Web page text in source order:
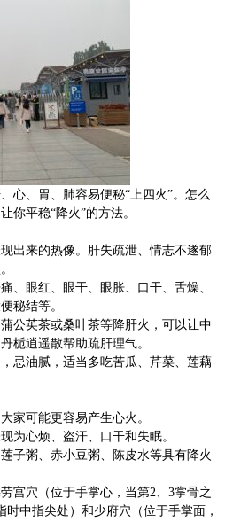
心、胃、肺容易便秘“上四火”。怎么
你平稳“降火”的方法。
出来的热像。肝失疏泄、情志不遂郁
、眼红、眼干、眼胀、口干、舌燥、
秘结等。
公英茶或桑叶茶等降肝火，可以让中
栀逍遥散帮助疏肝理气。
忌油腻，适当多吃苦瓜、芹菜、莲藕
家可能更容易产生心火。
为心烦、盗汗、口干和失眠。
子粥、赤小豆粥、陈皮水等具有降火
宫穴（位于手掌心，当第2、3掌骨之
时中指尖处）和少府穴（位于手掌面，